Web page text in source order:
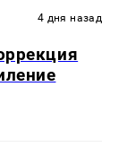
4 дня назад